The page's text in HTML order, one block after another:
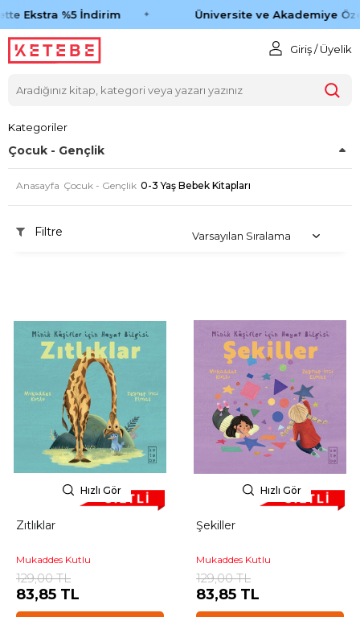
Ekstra %5 İndirim Üniversite ve Akademiye
Giriş / Üyelik
Kategoriler
Çocuk - Gençlik
Anasayfa Çocuk - Gençlik 0-3 Yaş Bebek Kitapları
Filtre
Hızlı Gör
Zıtlıklar
Mukaddes Kutlu
129,00 TL
83,85 TL
Hızlı Gör
Şekiller
Mukaddes Kutlu
129,00 TL
83,85 TL